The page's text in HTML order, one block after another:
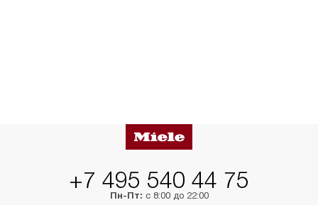
+7 495 540 44 75
Пн-Пт: с 8:00 до 22:00